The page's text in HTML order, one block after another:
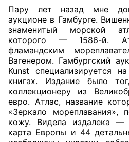
Пару лет назад мне
аукционе в Гамбурге.
знаменитый морской
которого — 1586-й.
фламандским
Вагенером. Гамбургский
Kunst специализируется
книгах. Издание было
коллекционеру из
евро. Атлас, название
«Зеркало мореплавания»,
кожу. Видела издалека
карта Европы и 44